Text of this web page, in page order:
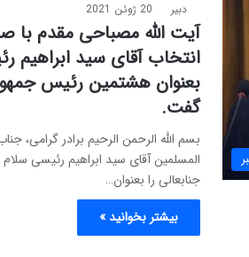
دبیر 20 ژوئن 2021
آیت الله مصباحی مقدم با
انتخاب آقای سید ابراهیم
بعنوان هشتمین رئیس
گفت.
بسم الله الرحمن الرحیم برادر گرامی،
المسلمین آقای سید ابراهیم رئیسی سلام
جنابعالی را بعنوان…
بیشتر بخوانید »